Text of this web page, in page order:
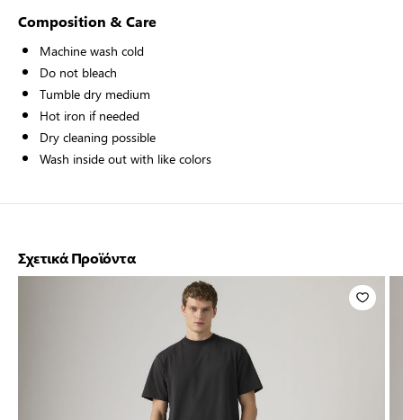
Composition & Care
Machine wash cold
Do not bleach
Tumble dry medium
Hot iron if needed
Dry cleaning possible
Wash inside out with like colors
Σχετικά Προϊόντα